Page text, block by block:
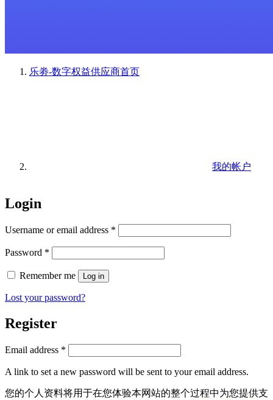
乐劵-数字权益供应商首页
我的帐户
Login
Username or email address *
Password *
Remember me Log in
Lost your password?
Register
Email address *
A link to set a new password will be sent to your email address.
您的个人资料将用于在您体验本网站的整个过程中为您提供支